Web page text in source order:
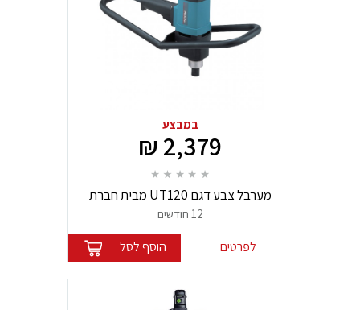
במבצע
2,379 ₪
מערבל צבע דגם UT120 מבית חברת
מקיטה Makita
12 חודשים
לפרטים הוסף לסל